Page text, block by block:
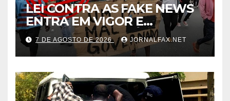
LEI CONTRA AS FAKE NEWS
ENTRA EM VIGOR E
ABRANGE CONTEÚDOS
PRODUZIDOS NO
ESTRANGEIRO
7 DE AGOSTO DE 2026 JORNALFAX.NET